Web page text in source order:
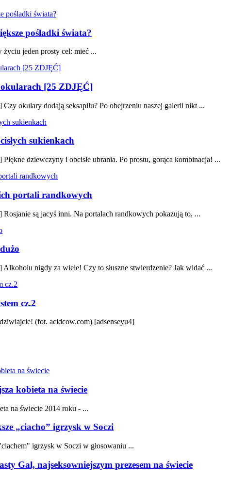
pośladki świata?
życiu jeden prosty cel: mieć ...
okularach [25 ZDJĘĆ]
okulary dodają seksapilu? Po obejrzeniu naszej galerii nikt ...
sukienkach
dziewczyny i obcisłe ubrania. Po prostu, gorąca kombinacja! ...
portali randkowych
są jacyś inni. Na portalach randkowych pokazują to, ...
nigdy za wiele! Czy to słuszne stwierdzenie? Jak widać ...
cz.2
(fot. acidcow.com) [adsenseyu4]
kobieta na świecie
na świecie 2014 roku - ...
„ciacho” igrzysk w Soczi
igrzysk w Soczi w głosowaniu ...
Gal, najseksowniejszym prezesem na świecie